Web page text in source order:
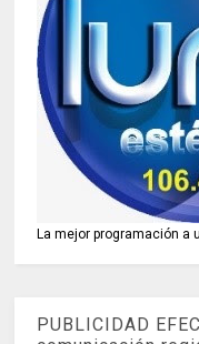
La mejor programación a
PUBLICIDAD